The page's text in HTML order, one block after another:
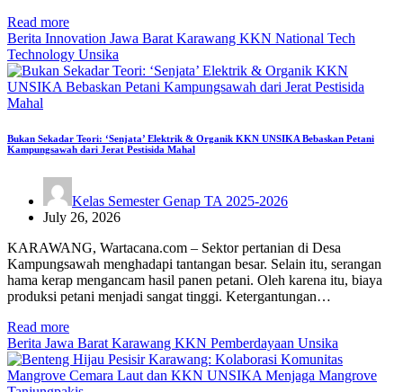
Read more
Berita Innovation Jawa Barat Karawang KKN National Tech
Technology Unsika
Bukan Sekadar Teori: ‘Senjata’ Elektrik & Organik KKN UNSIKA Bebaskan Petani
Kampungsawah dari Jerat Pestisida Mahal
Kelas Semester Genap TA 2025-2026
July 26, 2026
KARAWANG, Wartacana.com – Sektor pertanian di Desa
Kampungsawah menghadapi tantangan besar. Selain itu, serangan
hama kerap mengancam hasil panen petani. Oleh karena itu, biaya
produksi petani menjadi sangat tinggi. Ketergantungan…
Read more
Berita Jawa BaratKarawang KKN Pemberdayaan Unsika